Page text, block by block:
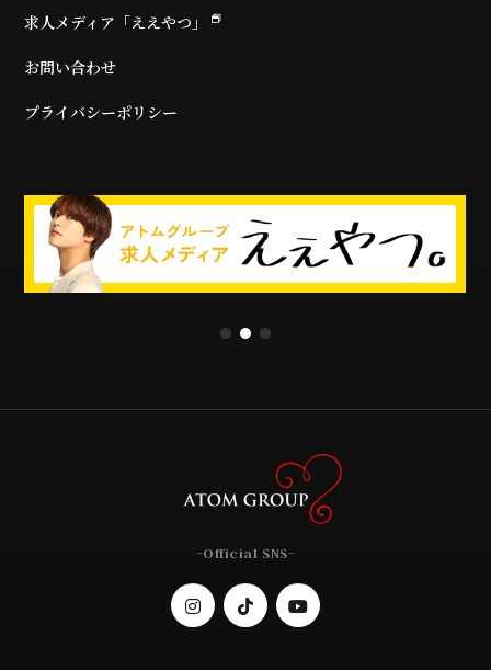
求人メディア「ええやつ」
お問い合わせ
プライバシーポリシー
-Official SNS-